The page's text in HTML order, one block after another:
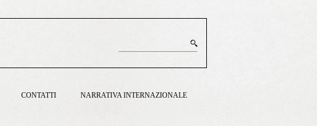
CONTATTI
NARRATIVA INTERNAZIONALE